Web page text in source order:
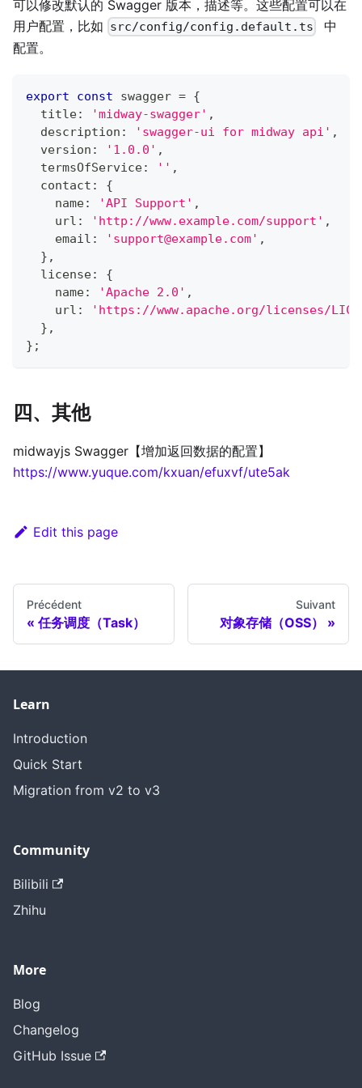
可以修改默认的 Swagger 版本，描述等。这些配置可以在
用户配置，比如 src/config/config.default.ts
中
配置。
export const swagger = {
  title
: 'midway-swagger' ,
  description
: 'swagger-ui for midway api' ,
  version
: '1.0.0' ,
  termsOfService
: '' ,
  contact
:
{
    name
: 'API Support' ,
    url
: 'http://www.example.com/support' ,
    email
: ' support@example.com' ,
} ,
  license
:
{
    name
: 'Apache 2.0' ,
    url
:
'https://www.apache.org/licenses/
} ,
} ;
四、其他
midwayjs Swagger【增加返回数据的配置】
https://www.yuque.com/kxuan/efuxvf/ute5ak
Edit this page
Précédent
任务调度（Task）
Suivant
对象存储（OSS）
Learn
Introduction
Quick Start
Migration from v2 to v3
Community
Bilibili
Zhihu
More
Blog
Changelog
GitHub Issue